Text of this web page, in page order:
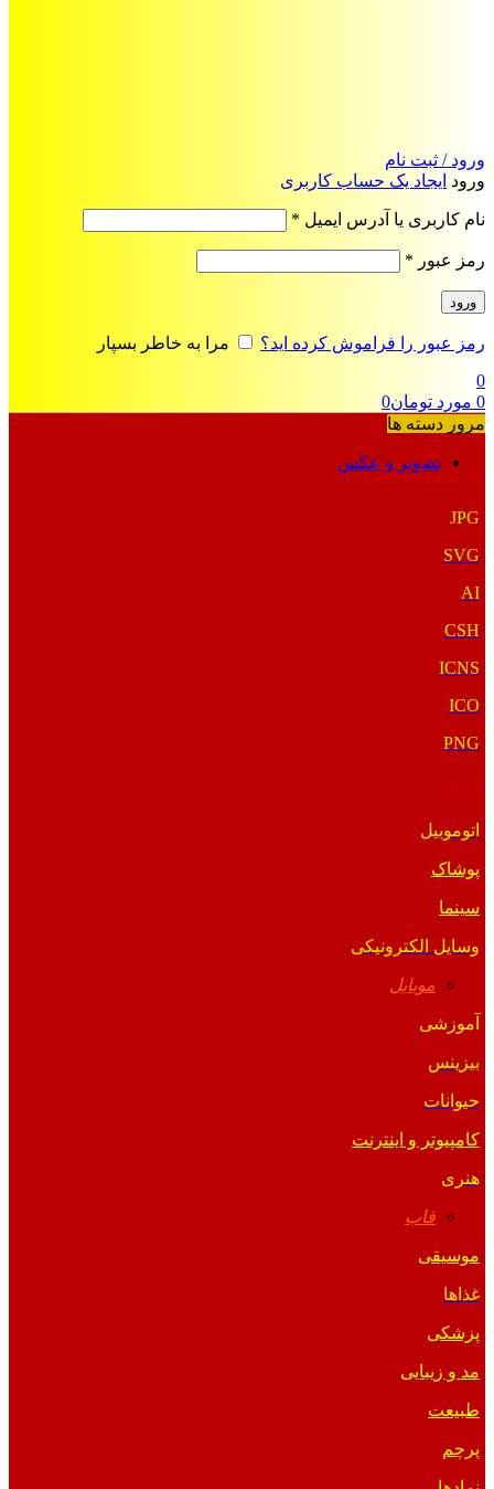
ورود / ثبت نام
ورود ایجاد یک حساب کاربری
نام کاربری یا آدرس ایمیل *
رمز عبور *
ورود
رمز عبور را فراموش کرده اید؟
مرا به خاطر بسپار
0
0 مورد تومان0
مرور دسته ها
تصویر و عکس
فرمت‌های خاص
JPG
SVG
AI
CSH
ICNS
ICO
PNG
اتوموبیل
پوشاک
سینما
وسایل الکترونیکی
موبایل
آموزشی
بیزینس
حیوانات
کامپیوتر و اینترنت
هنری
قاب
موسیقی
غذاها
پزشکی
مد و زیبایی
طبیعت
پرچم